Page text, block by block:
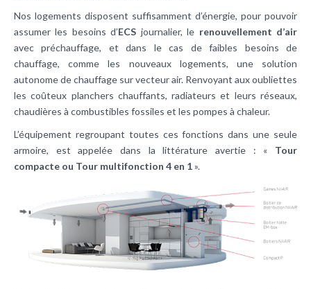
Nos logements disposent suffisamment d’énergie, pour pouvoir
assumer les besoins d’ECS journalier, le renouvellement d’air
avec préchauffage, et dans le cas de faibles besoins de
chauffage, comme les nouveaux logements, une solution
autonome de chauffage sur vecteur air. Renvoyant aux oubliettes
les coûteux planchers chauffants, radiateurs et leurs réseaux,
chaudières à combustibles fossiles et les pompes à chaleur.
L’équipement regroupant toutes ces fonctions dans une seule
armoire, est appelée dans la littérature avertie : « Tour
compacte ou Tour multifonction 4 en 1».